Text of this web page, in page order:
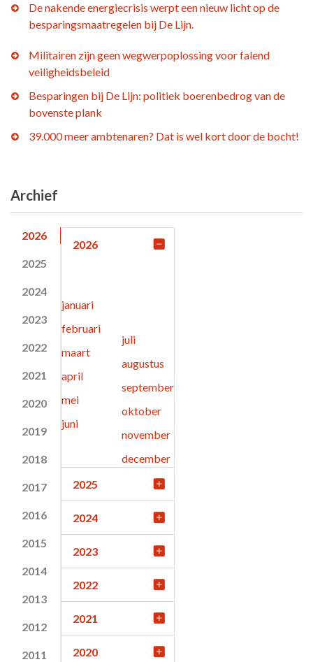
De nakende energiecrisis werpt een nieuw licht op de
besparingsmaatregelen bij De Lijn.
Militairen zijn geen wegwerpoplossing voor falend
veiligheidsbeleid
Besparingen bij De Lijn: politiek boerenbedrog van de
bovenste plank
39.000 meer ambtenaren? Dat is wel kort door de bocht!
Archief
2026
2025
2024
2023
2022
2021
2020
2019
2018
2017
2016
2015
2014
2013
2012
2011
2026
januari
februari
maart
april
mei
juni
juli
augustus
september
oktober
november
december
2025
2024
2023
2022
2021
2020